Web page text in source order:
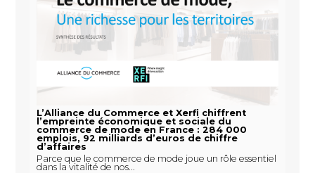
L’Alliance du Commerce et Xerfi chiffrent
l’empreinte économique et sociale du
commerce de mode en France : 284 000
emplois, 92 milliards d’euros de chiffre
d’affaires
Parce que le commerce de mode joue un rôle essentiel
dans la vitalité de nos...